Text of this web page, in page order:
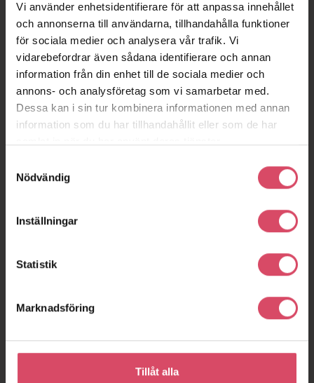
Vi använder enhetsidentifierare för att anpassa innehållet
och annonserna till användarna, tillhandahålla funktioner
för sociala medier och analysera vår trafik. Vi
vidarebefordrar även sådana identifierare och annan
information från din enhet till de sociala medier och
annons- och analysföretag som vi samarbetar med.
Dessa kan i sin tur kombinera informationen med annan
information som du har tillhandahållit eller som de har
Nödvändig
Inställningar
Statistik
Marknadsföring
Tillåt alla